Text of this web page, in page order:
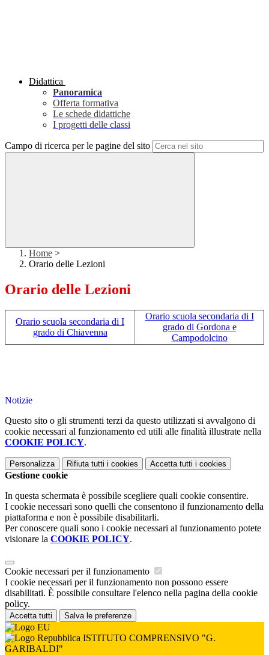
Didattica
Panoramica
Offerta formativa
Le schede didattiche
I progetti delle classi
Campo di ricerca per le pagine del sito
Home >
Orario delle Lezioni
Orario delle Lezioni
Orario scuola secondaria di I
grado di Chiavenna
Orario scuola secondaria di I
grado di Gordona e
Campodolcino
Notizie
Questo sito o gli strumenti terzi da questo utilizzati si avvalgono di
cookie necessari al funzionamento ed utili alle finalità illustrate nella
COOKIE POLICY.
Personalizza Rifiuta tutti i cookies Accetta tutti i cookies
Gestione cookie
In questa schermata è possibile scegliere quali cookie consentire.
I cookie necessari sono quelli che consentono il funzionamento della
piattaforma e non è possibile disabilitarli.
Per conoscere quali sono i cookie necessari al funzionamento potete
visionare la COOKIE POLICY.
Cookie necessari per il funzionamento
I cookie necessari per il funzionamento non possono essere
disabilitati. È possibile consultare l'elenco nella pagina della cookie
policy.
Accetta tutti Salva le preferenze
ISTITUTO COMPRENSIVO "G.
GARIBALDI"